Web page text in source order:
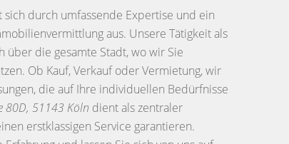
sich durch umfassende Expertise und ein
aus. Unsere Tätigkeit als
über die gesamte Stadt, wo wir Sie
Ob Kauf, Verkauf oder Vermietung, wir
die auf Ihre individuellen Bedürfnisse
80D, 51143 Köln dient als zentraler
erstklassigen Service garantieren.